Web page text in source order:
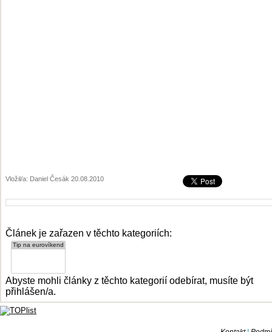
Vložil/a: Daniel Česák 20.08.2010
Článek je zařazen v těchto kategoriích:
Abyste mohli články z těchto kategorií odebírat, musíte být
přihlášen/a.